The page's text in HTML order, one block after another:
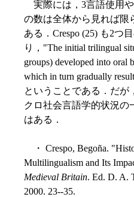
実際には，3言語使用
の数は全体から見れば限
ある．Crespo (25) も2つ
り，"The initial trilingual
groups) developed into oral
which in turn gradually
ということである．だが
クロ社会言語学的状況の
はある．
・ Crespo, Begoña.
Multilingualism and Its
Medieval Britain. Ed. D. A.
2000. 23--35.